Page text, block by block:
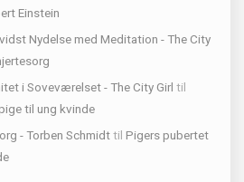
Einstein
Nydelse med Meditation - The City
i Soveværelset - The City Girl til
til ung kvinde
- Torben Schmidttil Pigers pubertet